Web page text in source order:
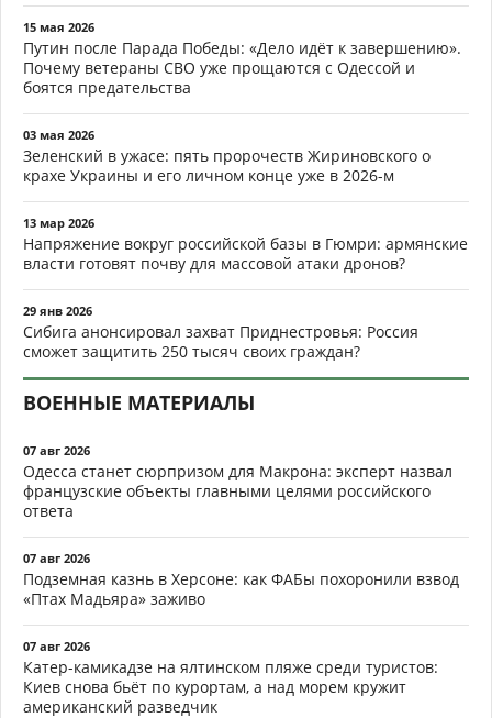
15 мая 2026
Путин после Парада Победы: «Дело идёт к завершению».
Почему ветераны СВО уже прощаются с Одессой и
боятся предательства
03 мая 2026
Зеленский в ужасе: пять пророчеств Жириновского о
крахе Украины и его личном конце уже в 2026-м
13 мар 2026
Напряжение вокруг российской базы в Гюмри: армянские
власти готовят почву для массовой атаки дронов?
29 янв 2026
Сибига анонсировал захват Приднестровья: Россия
сможет защитить 250 тысяч своих граждан?
ВОЕННЫЕ МАТЕРИАЛЫ
07 авг 2026
Одесса станет сюрпризом для Макрона: эксперт назвал
французские объекты главными целями российского
ответа
07 авг 2026
Подземная казнь в Херсоне: как ФАБы похоронили взвод
«Птах Мадьяра» заживо
07 авг 2026
Катер-камикадзе на ялтинском пляже среди туристов:
Киев снова бьёт по курортам, а над морем кружит
американский разведчик